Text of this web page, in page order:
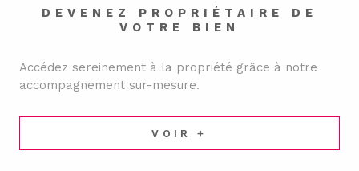
DEVENEZ PROPRIÉTAIRE DE
VOTRE BIEN
Accédez sereinement à la propriété grâce à notre
accompagnement sur-mesure.
VOIR +